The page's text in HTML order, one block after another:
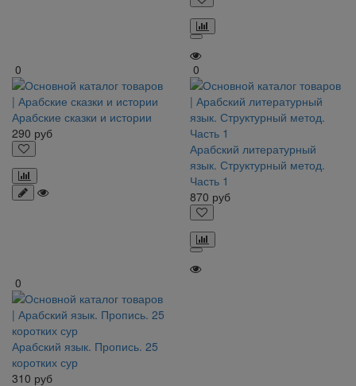
0
Арабские сказки и истории
290 руб
0
Арабский литературный
язык. Структурный метод.
Часть 1
870 руб
0
Арабский язык. Пропись. 25
коротких сур
310 руб